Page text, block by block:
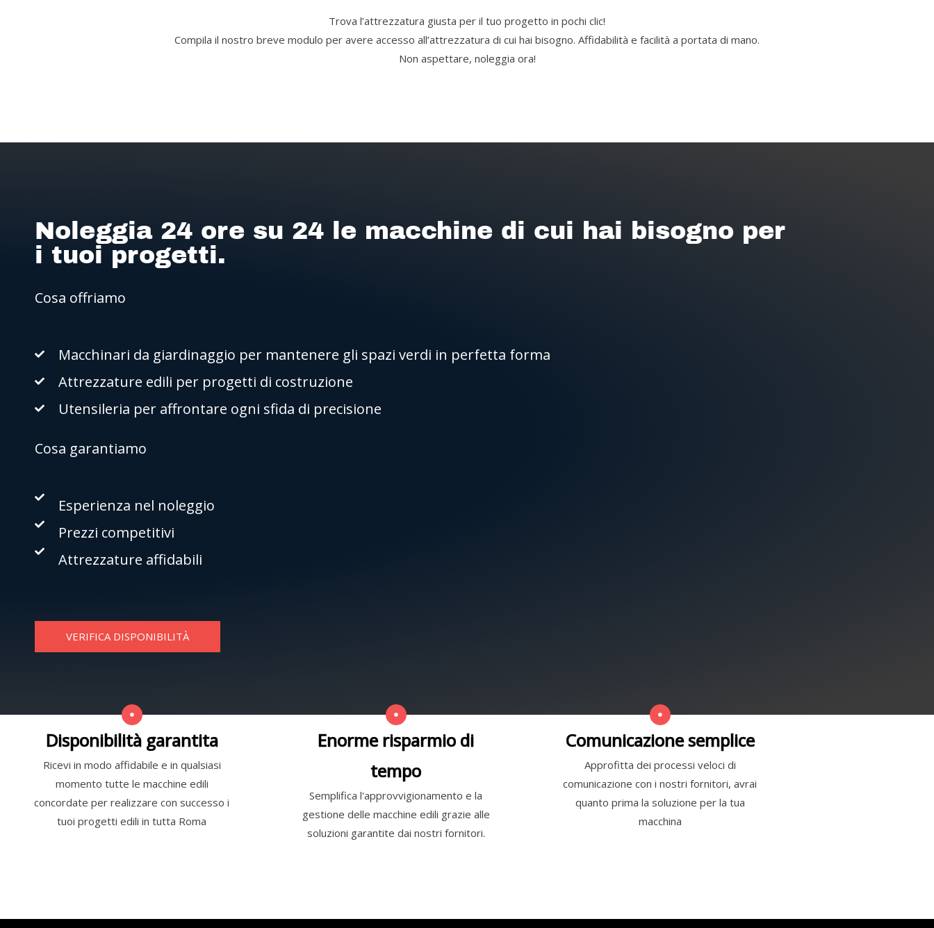
Trova l’attrezzatura giusta per il tuo progetto in pochi clic!
Compila il nostro breve modulo per avere accesso all’attrezzatura di cui hai bisogno. Affidabilità e facilità a portata di mano.
Non aspettare, noleggia ora!
Noleggia 24 ore su 24 le macchine di cui hai bisogno per
i tuoi progetti.
Cosa offriamo
Macchinari da giardinaggio per mantenere gli spazi verdi in perfetta forma
Attrezzature edili per progetti di costruzione
Utensileria per affrontare ogni sfida di precisione
Cosa garantiamo
Esperienza nel noleggio
Prezzi competitivi
Attrezzature affidabili
VERIFICA DISPONIBILITÀ
Disponibilità garantita
Ricevi in modo affidabile e in qualsiasi
momento tutte le macchine edili
concordate per realizzare con successo i
tuoi progetti edili in tutta Roma
Enorme risparmio di
tempo
Semplifica l'approvvigionamento e la
gestione delle macchine edili grazie alle
soluzioni garantite dai nostri fornitori.
Comunicazione semplice
Approfitta dei processi veloci di
comunicazione con i nostri fornitori, avrai
quanto prima la soluzione per la tua
macchina